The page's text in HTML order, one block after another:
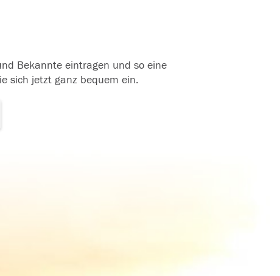
Bekannte eintragen und so eine
sich jetzt ganz bequem ein.